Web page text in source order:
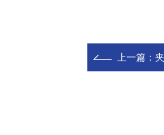
上一篇：